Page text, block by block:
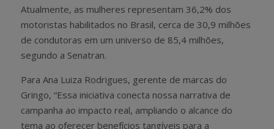
Atualmente, as mulheres representam 36,2% dos
motoristas habilitados no Brasil, cerca de 30,9 milhões
de condutoras em um universo de 85,4 milhões,
segundo a Senatran.
Para Ana Luiza Rodrigues, gerente de marcas do
Gringo, “Essa iniciativa conecta nossa narrativa de
campanha ao impacto real, ampliando o alcance do
tema ao oferecer benefícios tangíveis para a